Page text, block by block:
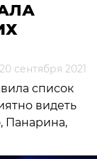
20 сентября 2021
список
видеть
Панарина,